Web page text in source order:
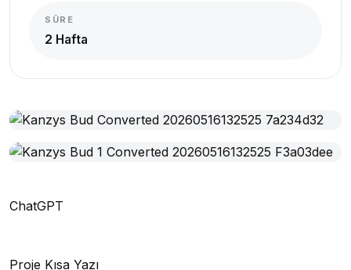
SÜRE
2 Hafta
ChatGPT
Proje Kısa Yazı